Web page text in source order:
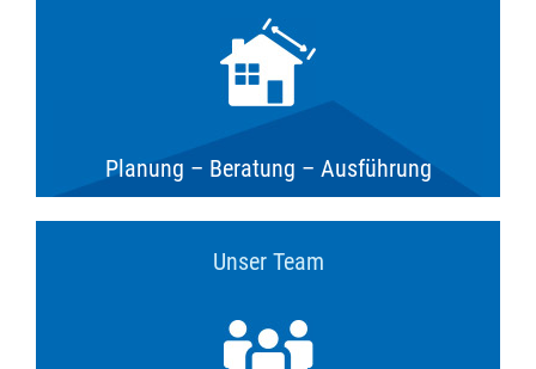
Planung – Beratung – Ausführung
Unser Team